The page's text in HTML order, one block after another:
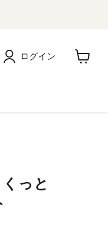
ログイン
っと